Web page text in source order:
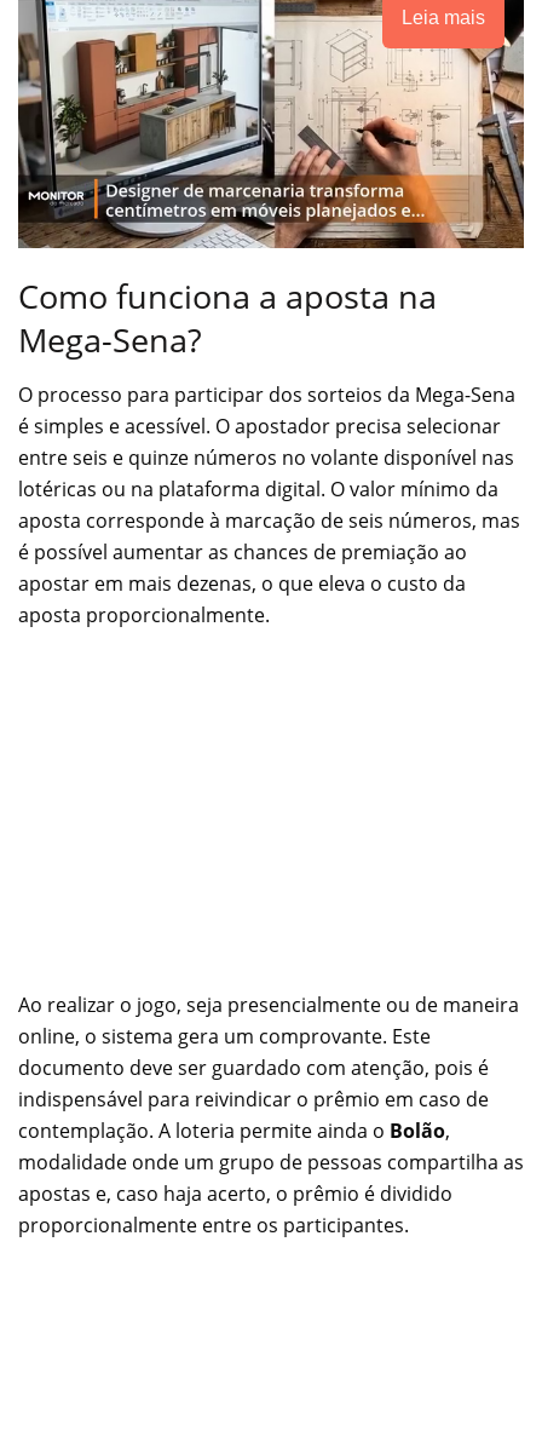
Leia mais
Como funciona a aposta na
Mega-Sena?
O processo para participar dos sorteios da Mega-Sena
é simples e acessível. O apostador precisa selecionar
entre seis e quinze números no volante disponível nas
lotéricas ou na plataforma digital. O valor mínimo da
aposta corresponde à marcação de seis números, mas
é possível aumentar as chances de premiação ao
apostar em mais dezenas, o que eleva o custo da
aposta proporcionalmente.
Ao realizar o jogo, seja presencialmente ou de maneira
online, o sistema gera um comprovante. Este
documento deve ser guardado com atenção, pois é
indispensável para reivindicar o prêmio em caso de
contemplação. A loteria permite ainda o Bolão,
modalidade onde um grupo de pessoas compartilha as
apostas e, caso haja acerto, o prêmio é dividido
proporcionalmente entre os participantes.